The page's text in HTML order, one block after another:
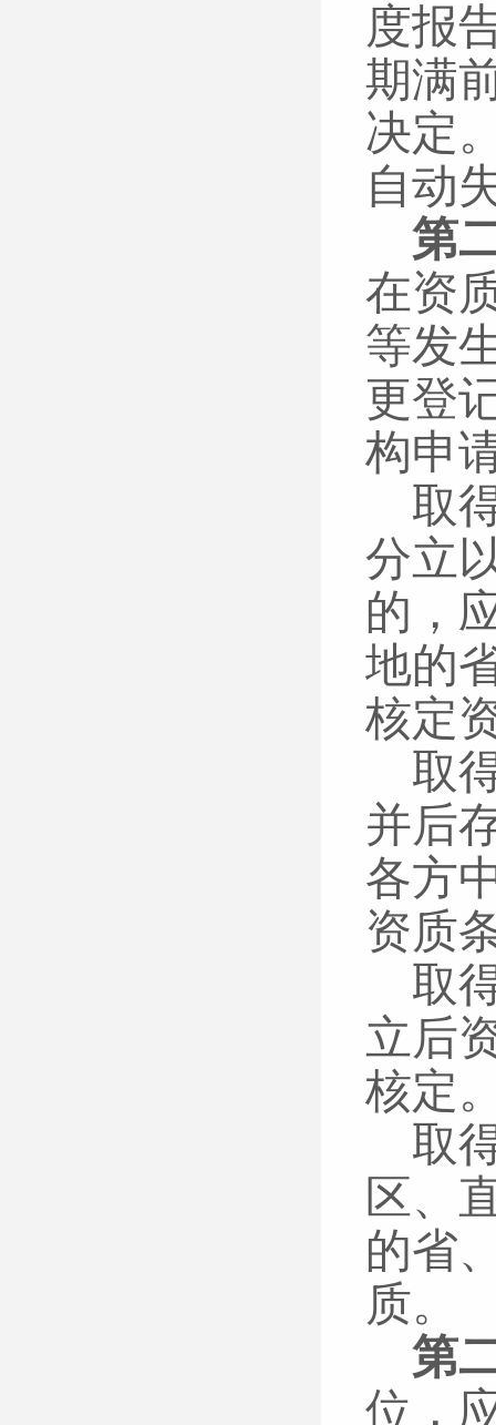
度报
期满
决定
自动
第
在资
等发
更登
构申
取
分立
的，
地的
核定
取
并后
各方
资质
取
立后
核定
取
区、
的省
质。
第
位，